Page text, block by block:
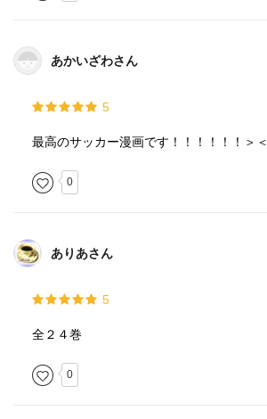
あかいざわさん
5
最高のサッカー漫画です！！！！！！＞＜
0
ありあさん
5
全２４巻
0